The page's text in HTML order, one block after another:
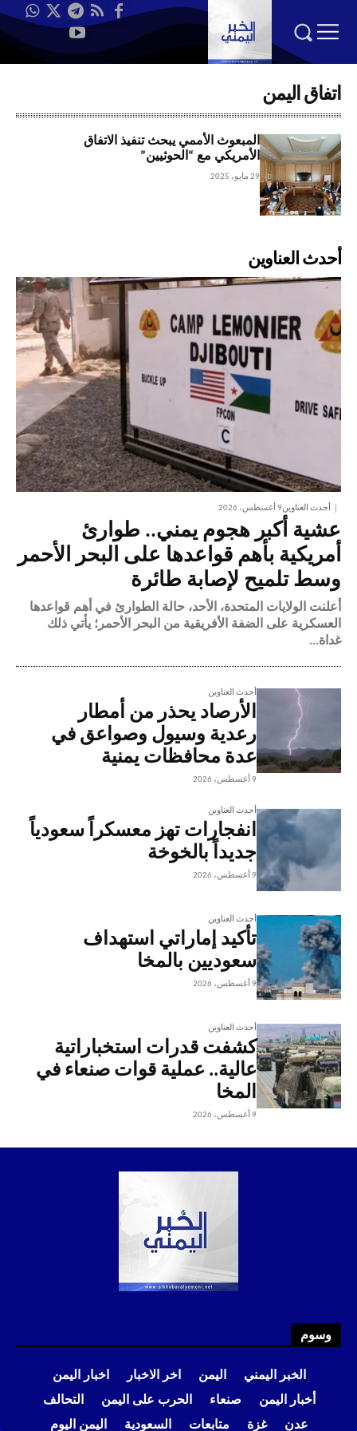
اتفاق اليمن
المبعوث الأممي يبحث تنفيذ الاتفاق
الأمريكي مع “الحوثيين”
29 مايو، 2025
أحدث العناوين
أحدث العناوين9 أغسطس، 2026
عشية أكبر هجوم يمني.. طوارئ
أمريكية بأهم قواعدها على البحر الأحمر
وسط تلميح لإصابة طائرة
أعلنت الولايات المتحدة، الأحد، حالة الطوارئ في أهم قواعدها
العسكرية على الضفة الأفريقية من البحر الأحمر؛ يأتي ذلك
غداة...
أحدث العناوين
الأرصاد يحذر من أمطار
رعدية وسيول وصواعق في
عدة محافظات يمنية
9 أغسطس، 2026
أحدث العناوين
انفجارات تهز معسكراً سعودياً
جديداً بالخوخة
9 أغسطس، 2026
أحدث العناوين
تأكيد إماراتي استهداف
سعوديين بالمخا
9 أغسطس، 2026
أحدث العناوين
كشفت قدرات استخباراتية
عالية.. عملية قوات صنعاء في
المخا
9 أغسطس، 2026
وسوم
الخبر اليمني اليمن اخر الاخبار
اخبار اليمن
أخبار اليمن
صنعاء الحرب على اليمن
التحالف
عدن
غزة متابعات السعودية اليمن اليوم